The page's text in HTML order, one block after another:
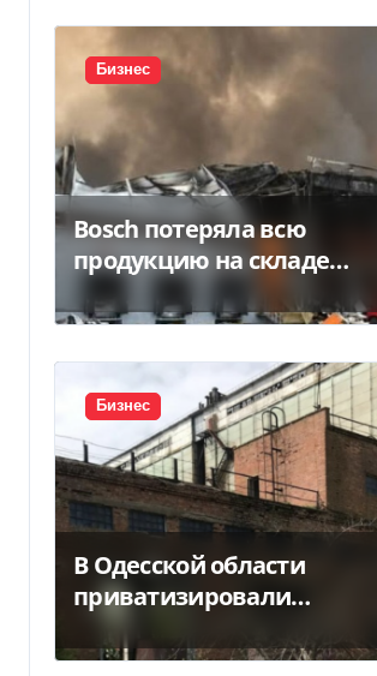
Бизнес
Bosch потеряла всю
продукцию на складе
Бизнес
В Одесской области
приватизировали
«Хлебную базу №77» за
5,7 млн грн